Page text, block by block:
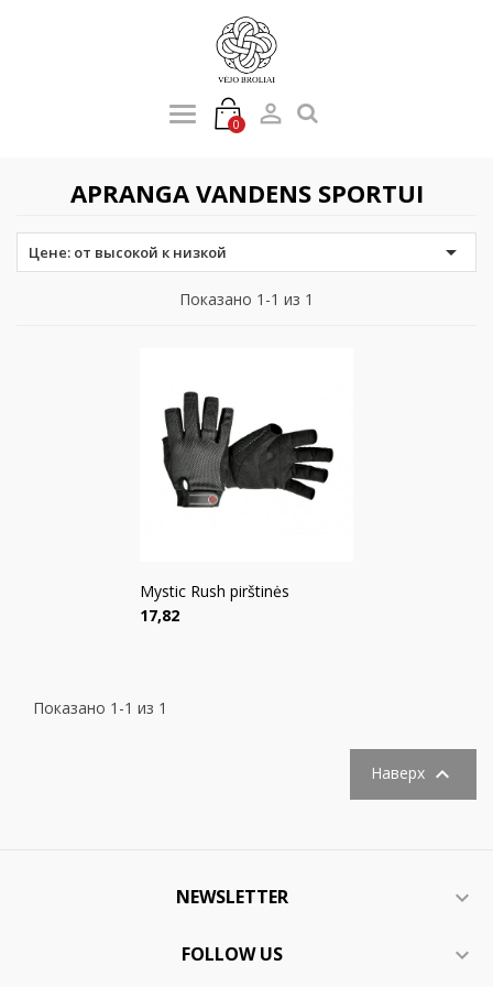
0 
APRANGA VANDENS SPORTUI
Цене: от высокой к низкой 
Показано 1-1 из 1
Mystic Rush pirštinės
Цена
17,82
Показано 1-1 из 1
Наверх 
NEWSLETTER 
FOLLOW US 